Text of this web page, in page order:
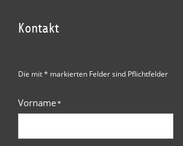
Kontakt
Die mit * markierten Felder sind Pflichtfelder
Vorname*